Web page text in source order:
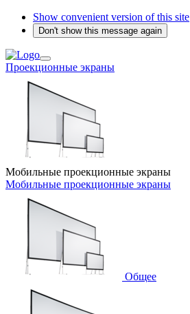
Show convenient version of this site
Don't show this message again
Проекционные экраны
Мобильные проекционные экраны
Мобильные проекционные экраны
Общее